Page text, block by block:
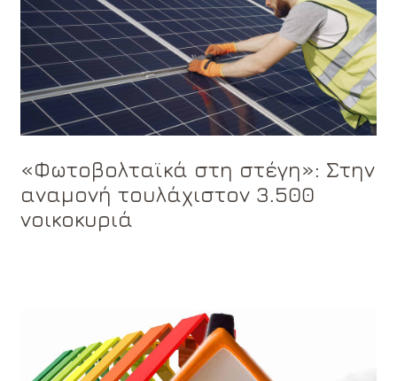
«Φωτοβολταϊκά στη στέγη»: Στην
αναμονή τουλάχιστον 3.500
νοικοκυριά